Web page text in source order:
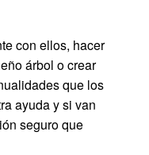
con ellos, hacer
árbol o crear
que los
ayuda y si van
seguro que